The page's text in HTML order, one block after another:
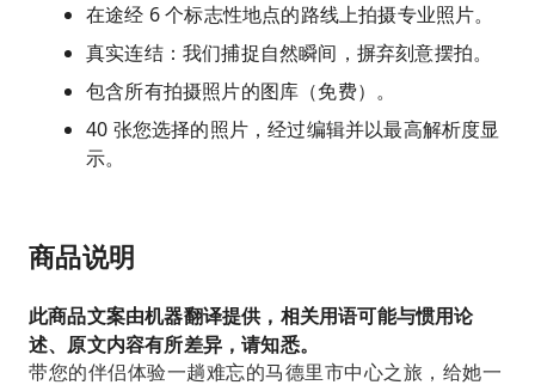
在途经 6 个标志性地点的路线上拍摄专业照片。
真实连结：我们捕捉自然瞬间，摒弃刻意摆拍。
包含所有拍摄照片的图库（免费）。
40 张您选择的照片，经过编辑并以最高解析度显
示。
商品说明
此商品文案由机器翻译提供，相关用语可能与惯用论
述、原文内容有所差异，请知悉。
带您的伴侣体验一趟难忘的马德里市中心之旅，给她一